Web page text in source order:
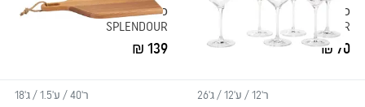
סט שישיית כוסות גבוהות
SPLENDOUR
70 ₪
סט שישיית כוסות יין לבן
SPLENDOUR
139 ₪
ר'12 / ע'12 / ג'26 ר'40 / ע'1.5 / ג'18